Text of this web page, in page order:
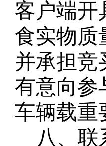
客户端开
食实物质
并承担竞
有意向参
车辆载重
八、联